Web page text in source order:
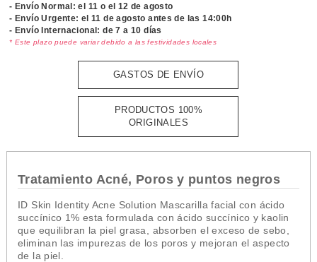
- Envío Normal: el 11 o el 12 de agosto
- Envío Urgente: el11 de agosto antes de las 14:00h
- Envío Internacional: de 7 a 10 días
* Este plazo puede variar debido a las festividades locales
GASTOS DE ENVÍO
PRODUCTOS 100%
ORIGINALES
Tratamiento Acné, Poros y puntos negros
ID Skin Identity Acne Solution Mascarilla facial con ácido
succínico 1% esta formulada con ácido succínico y kaolin
que equilibran la piel grasa, absorben el exceso desebo,
eliminan las impurezas de los poros y mejoran el aspecto
de la piel.